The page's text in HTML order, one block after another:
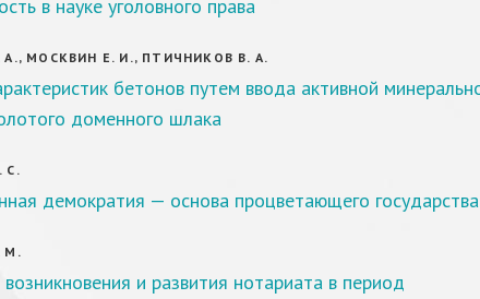
в науке уголовного права
А., МОСКВИН Е. И., ПТИЧНИКОВ В. А.
бетонов путем ввода активной
доменного шлака
С.
демократия — основа процветающего государства
М.
и развития нотариата в период